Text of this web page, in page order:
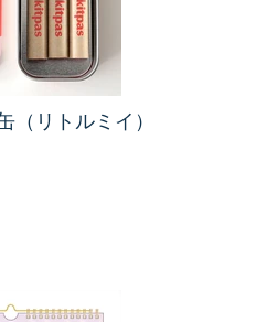
（リトルミイ）